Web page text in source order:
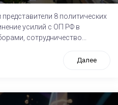
8 политических
усилий с ОП РФ в
сотрудничество...
Далее